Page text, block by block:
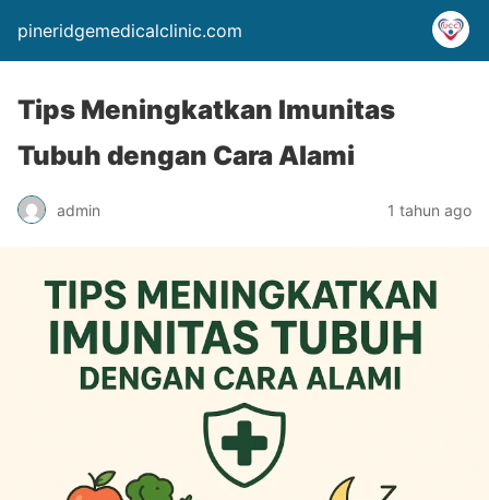
pineridgemedicalclinic.com
Tips Meningkatkan Imunitas
Tubuh dengan Cara Alami
admin 1 tahun ago